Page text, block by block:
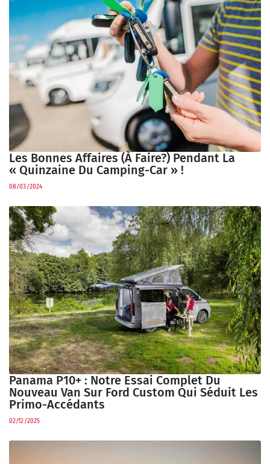
Les Bonnes Affaires (à Faire?) Pendant La
« Quinzaine Du Camping-Car » !
08/03/2024
Panama P10+ : Notre Essai Complet Du
Nouveau Van Sur Ford Custom Qui Séduit Les
Primo-Accédants
02/12/2025